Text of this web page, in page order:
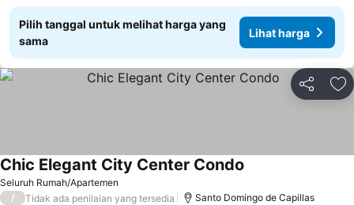
Pilih tanggal untuk melihat harga yang
sama
Lihat harga
Bagikan
Seluruh Rumah/Apartemen
Chic Elegant City Center Condo
/ Tidak ada penilaian yang tersedia Santo Domingo de Capillas